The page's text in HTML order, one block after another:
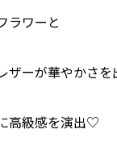
ラワーと
ザーが華やかさを
高級感を演出♡